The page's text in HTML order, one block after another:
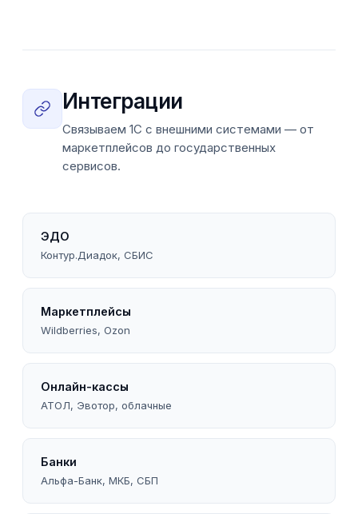
Интеграции
Связываем 1С с внешними системами — от
маркетплейсов до государственных
сервисов.
ЭДО
Контур.Диадок, СБИС
Маркетплейсы
Wildberries, Ozon
Онлайн-кассы
АТОЛ, Эвотор, облачные
Банки
Альфа-Банк, МКБ, СБП